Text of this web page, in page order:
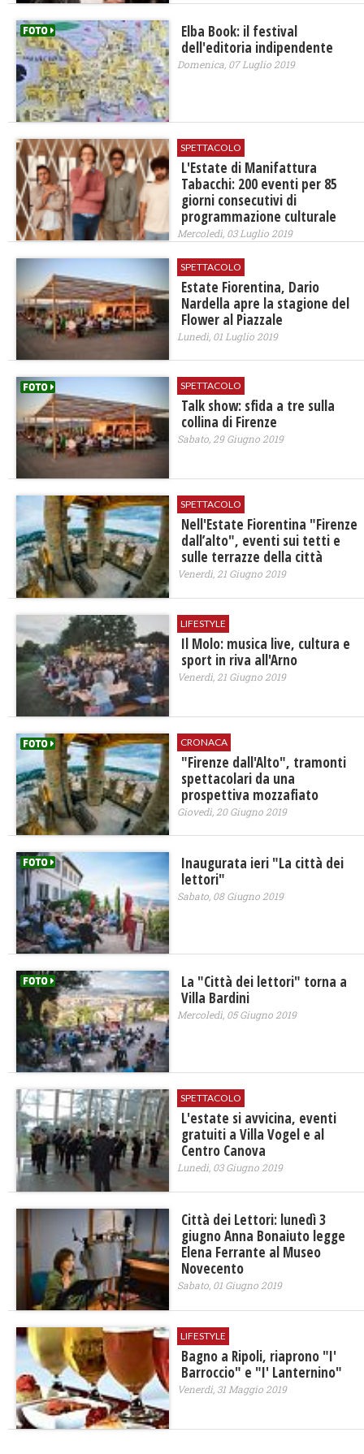
Elba Book: il festival
dell'editoria indipendente
Domenica, 07 Luglio 2019
SPETTACOLO
L'Estate di Manifattura
Tabacchi: 200 eventi per 85
giorni consecutivi di
programmazione culturale
Mercoledì, 03 Luglio 2019
SPETTACOLO
Estate Fiorentina, Dario
Nardella apre la stagione del
Flower al Piazzale
Lunedì, 01 Luglio 2019
SPETTACOLO
Talk show: sfida a tre sulla
collina di Firenze
Sabato, 29 Giugno 2019
SPETTACOLO
Nell'Estate Fiorentina "Firenze
dall’alto", eventi sui tetti e
sulle terrazze della città
Venerdì, 21 Giugno 2019
LIFESTYLE
Il Molo: musica live, cultura e
sport in riva all'Arno
Venerdì, 21 Giugno 2019
CRONACA
"Firenze dall'Alto", tramonti
spettacolari da una
prospettiva mozzafiato
Giovedì, 20 Giugno 2019
Inaugurata ieri "La città dei
lettori"
Sabato, 08 Giugno 2019
La "Città dei lettori" torna a
Villa Bardini
Mercoledì, 05 Giugno 2019
SPETTACOLO
L'estate si avvicina, eventi
gratuiti a Villa Vogel e al
Centro Canova
Lunedì, 03 Giugno 2019
Città dei Lettori: lunedì 3
giugno Anna Bonaiuto legge
Elena Ferrante al Museo
Novecento
Sabato, 01 Giugno 2019
LIFESTYLE
Bagno a Ripoli, riaprono "I'
Barroccio" e "I' Lanternino"
Venerdì, 31 Maggio 2019